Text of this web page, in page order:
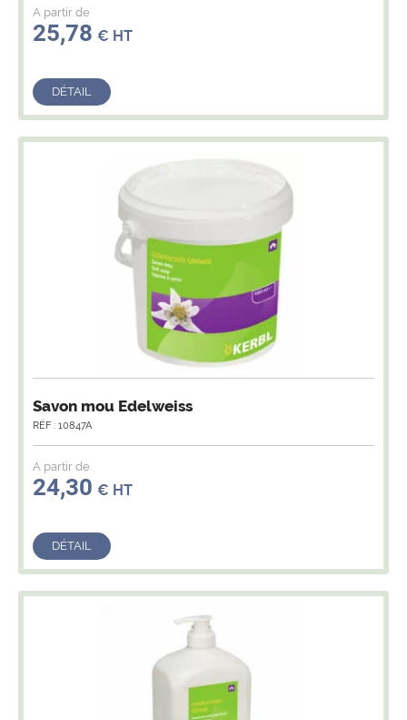
A partir de
25,78 € HT
DÉTAIL
Savon mou Edelweiss
RÉF : 10847A
A partir de
24,30 € HT
DÉTAIL